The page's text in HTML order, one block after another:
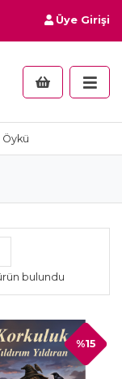
Üye Girişi
Öykü
bulundu
%15